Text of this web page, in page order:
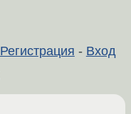
Регистрация - Вход